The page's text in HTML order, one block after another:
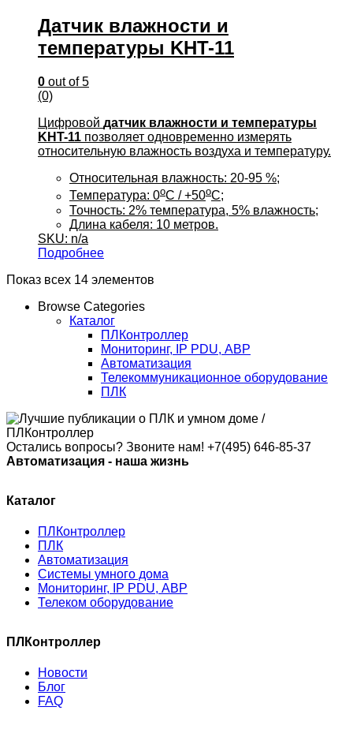
Датчик влажности и
температуры KHT-11
0 out of 5
(0)
Цифровой датчик влажности и температуры
KHT-11 позволяет одновременно измерять
относительную влажность воздуха и температуру.
Относительная влажность: 20-95 %;
Температура: 0oC / +50oC;
Точность: 2% температура, 5% влажность;
Длина кабеля: 10 метров.
SKU: n/a
Подробнее
Показ всех 14 элементов
Browse Categories
Каталог
ПЛКонтроллер
Мониторинг, IP PDU, АВР
Автоматизация
Телекоммуникационное оборудование
ПЛК
Остались вопросы? Звоните нам! +7(495) 646-85-37
Автоматизация - наша жизнь
Каталог
ПЛКонтроллер
ПЛК
Автоматизация
Системы умного дома
Мониторинг, IP PDU, АВР
Телеком оборудование
ПЛКонтроллер
Новости
Блог
FAQ